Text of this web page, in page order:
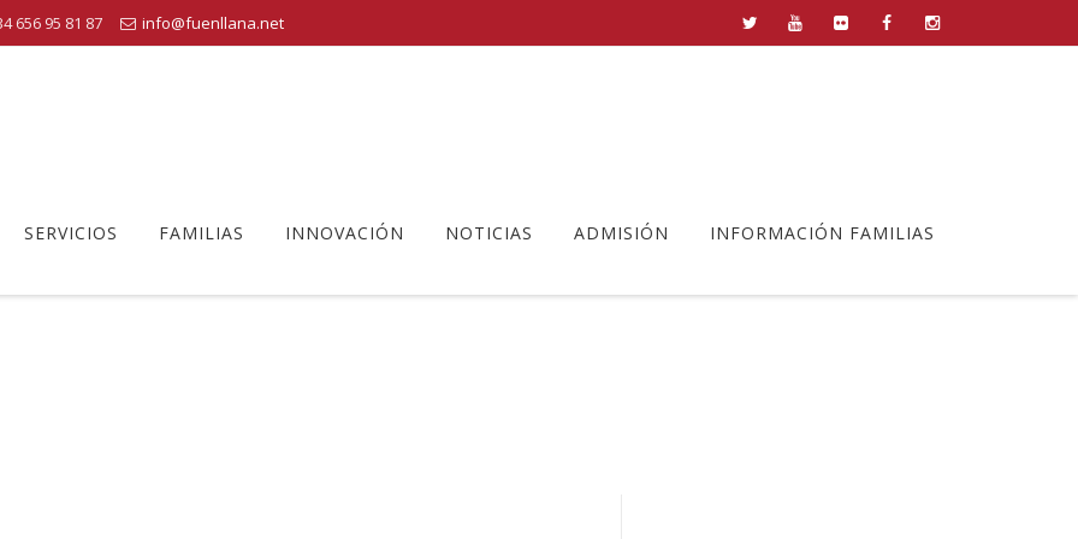
656 95 81 87 info@fuenllana.net
SERVICIOS FAMILIAS INNOVACIÓN NOTICIAS ADMISIÓN INFORMACIÓN FAMILIAS